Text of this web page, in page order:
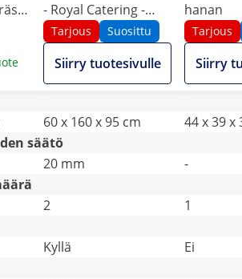
-
- Royal Catering -
ruostumaton teräs -
160 x 60 cm
Tarjous Suosittu
Siirry tuotesivulle
hanan
Tarjous
Siirry
60 x 160 x 95 cm
44 x 39 x
säätö
20 mm
-
2
1
Kyllä
Ei